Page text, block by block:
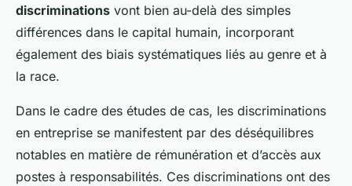
discriminations vont bien au-delà des simples
différences dans le capital humain, incorporant
également des biais systématiques liés au genre et à
la race.
Dans le cadre des études de cas, les discriminations
en entreprise se manifestent par des déséquilibres
notables en matière de rémunération et d’accès aux
postes à responsabilités. Ces discriminations ont des